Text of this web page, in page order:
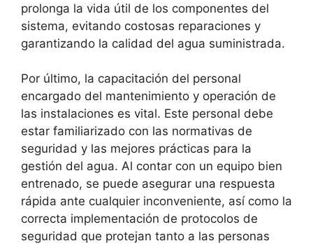
prolonga la vida útil de los componentes del
sistema, evitando costosas reparaciones y
garantizando la calidad del agua suministrada.
Por último, la capacitación del personal
encargado del mantenimiento y operación de
las instalaciones es vital. Este personal debe
estar familiarizado con las normativas de
seguridad y las mejores prácticas para la
gestión del agua. Al contar con un equipo bien
entrenado, se puede asegurar una respuesta
rápida ante cualquier inconveniente, así como la
correcta implementación de protocolos de
seguridad que protejan tanto a las personas